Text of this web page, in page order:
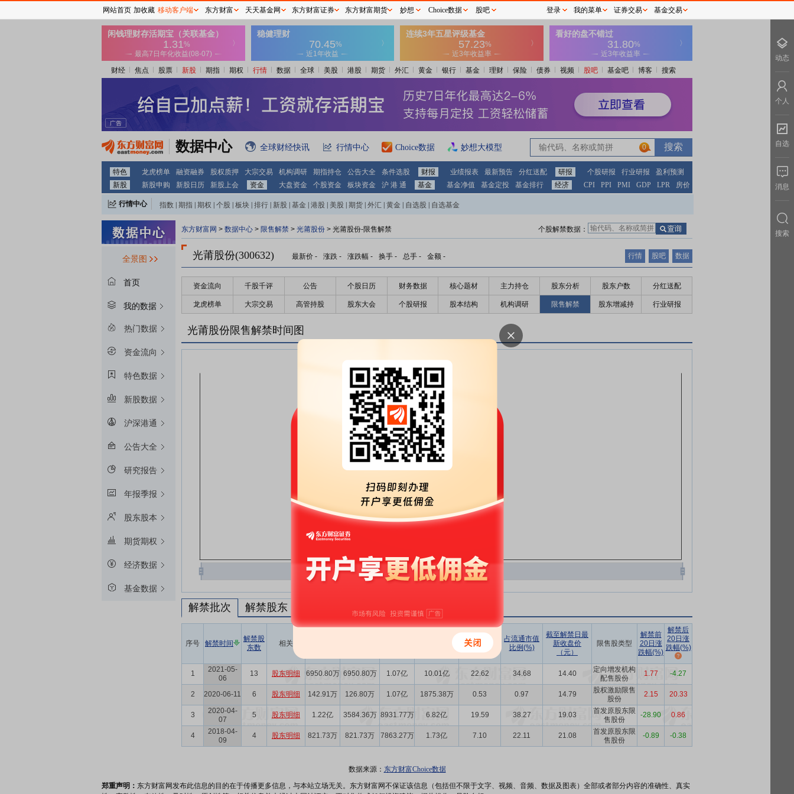
财经 焦点 股票 新股 期指 期权 行情 数据 全球 美股 港股 期货 外汇 黄金 银行 基金 理财 保险 债券 视频 股吧 基金吧 博客 搜索
数据中心 全球财经快讯 行情中心 Choice数据 妙想大模型 0
特色 龙虎榜单 融资融券 股权质押 大宗交易 机构调研 期指持仓 公告大全 条件选股 财报 业绩报表 最新预告 分红送配 研报 个股研报 行业研报
盈利预测
新股
新股申购 新股日历 新股上会 资金 大盘资金 个股资金 板块资金 沪 港 通 基金 基金净值 基金定投 基金排行 经济 CPI PPI PMI GDP LPR 房价
行情中心 指数 期指 期权 个股 板块 排行 新股 基金 港股 美股 期货 外汇 黄金 自选股 自选基金
全景图
首页
我的数据
热门数据
资金流向
特色数据
新股数据
沪深港通
公告大全
研究报告
年报季报
股东股本
期货期权
经济数据
基金数据
东方财富网 > 数据中心 > 限售解禁 > 光莆股份 > 光莆股份-限售解禁 个股解禁数据：
光莆股份(300632) 最新价 - 涨跌 - 涨跌幅 - 换手 - 总手 - 金额 - 行情 股吧 数据
资金流向 千股千评 公告 个股日历 财务数据 核心题材 主力持仓 股东分析 股东户数 分红送配
龙虎榜单 大宗交易 高管持股 股东大会 个股研报 股本结构 机构调研 限售解禁 股东增减持 行业研报
光莆股份限售解禁时间图
解禁批次 解禁股东
序号 解禁时间
解禁股
东数
相关
实际解禁市值
占总市值比
例(%)
占流通市值
比例(%)
截至解禁日最
新收盘价
（元）
限售股类型
解禁前
20日涨
跌幅(%)
解禁后
20日涨
跌幅(%)
1
2021-05-
06
13 股东明细 6950.80万 6950.80万 1.07亿 10.01亿 22.62 34.68 14.40
定向增发机构
配售股份
1.77 -4.27
2 2020-06-11 6 股东明细 142.91万 126.80万 1.07亿 1875.38万 0.53 0.97 14.79
股权激励限售
股份
2.15 20.33
3
2020-04-
07
5 股东明细 1.22亿 3584.36万 8931.77万 6.82亿 19.59 38.27 19.03
首发原股东限
售股份
-28.90 0.86
4
2018-04-
09
4 股东明细 821.73万 821.73万 7863.27万 1.73亿 7.10 22.11 21.08
首发原股东限
售股份
-0.89 -0.38
数据来源： 东方财富Choice数据
郑重声明： 东方财富网发布此信息的目的在于传播更多信息，与本站立场无关。东方财富网不保证该信息（包括但不限于文字、视频、音频、数据及图表）全部或者部分内容的准确性、真实
网站首页 加收藏 移动客户端 东方财富 天天基金网 东方财富证券 东方财富期货 妙想 Choice数据 股吧 登录 我的菜单 证券交易 基金交易
动态
个人
自选
消息
搜索